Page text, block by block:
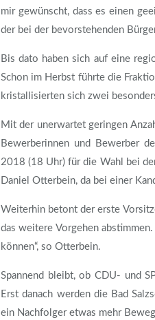
mir gewünscht, dass es einen
der bei der bevorstehenden
Bis dato haben sich auf eine
Schon im Herbst führte die
kristallisierten sich zwei
Mit der unerwartet geringen
Bewerberinnen und Bewerber
2018 (18 Uhr) für die Wahl bei
Daniel Otterbein, da bei einer
Weiterhin betont der erste
das weitere Vorgehen
können“, so Otterbein.
Spannend bleibt, ob CDU- und
Erst danach werden die Bad
ein Nachfolger etwas mehr